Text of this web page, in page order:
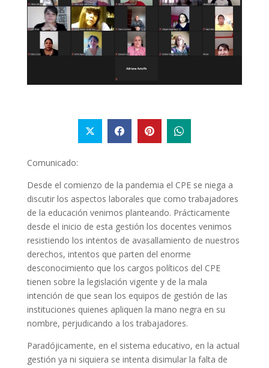
Comunicado:
Desde el comienzo de la pandemia el CPE se niega a
discutir los aspectos laborales que como trabajadores
de la educación venimos planteando. Prácticamente
desde el inicio de esta gestión los docentes venimos
resistiendo los intentos de avasallamiento de nuestros
derechos, intentos que parten del enorme
desconocimiento que los cargos políticos del CPE
tienen sobre la legislación vigente y de la mala
intención de que sean los equipos de gestión de las
instituciones quienes apliquen la mano negra en su
nombre, perjudicando a los trabajadores.
Paradójicamente, en el sistema educativo, en la actual
gestión ya ni siquiera se intenta disimular la falta de